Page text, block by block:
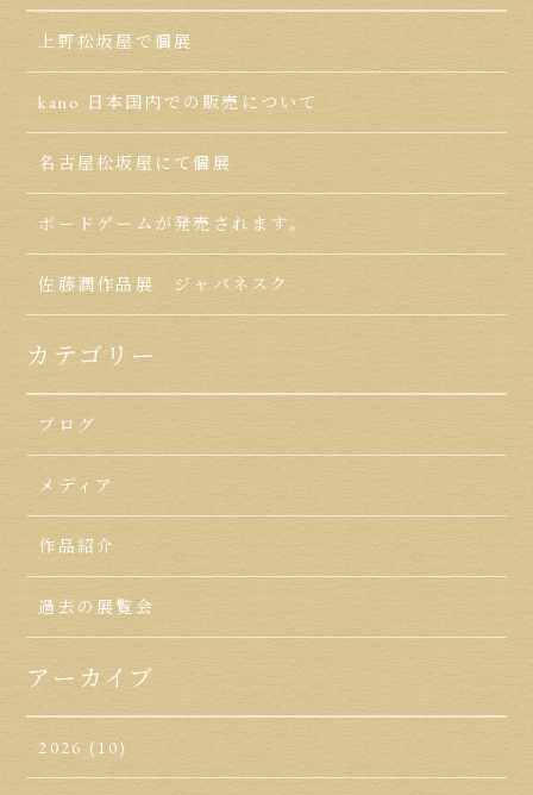
上野松坂屋で個展
kano 日本国内での販売について
名古屋松坂屋にて個展
ボードゲームが発売されます。
佐藤潤作品展 ジャパネスク
カテゴリー
ブログ
メディア
作品紹介
過去の展覧会
アーカイブ
2026 (10)